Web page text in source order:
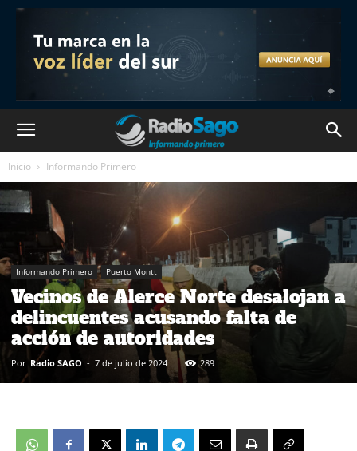
Inicio Informando Primero
Informando Primero Puerto Montt
Vecinos de Alerce Norte desalojan a
delincuentes acusando falta de
acción de autoridades
Por Radio SAGO - 7 de julio de 2024 289